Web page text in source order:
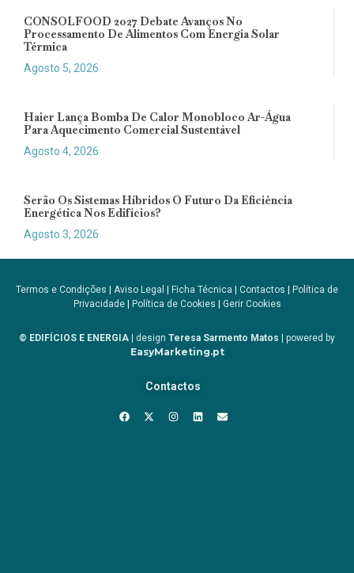
CONSOLFOOD 2027 Debate Avanços No
Processamento De Alimentos Com Energia Solar
Térmica
Agosto 5, 2026
Haier Lança Bomba De Calor Monobloco Ar-Água
Para Aquecimento Comercial Sustentável
Agosto 4, 2026
Serão Os Sistemas Híbridos O Futuro Da Eficiência
Energética Nos Edifícios?
Agosto 3, 2026
Termos e Condições Aviso Legal Ficha Técnica Contactos
Política de
Privacidade| Política de Cookies Gerir Cookies
© EDIFÍCIOS E ENERGIA | design Teresa Sarmento Matos | powered by
EasyMarketing.pt
Contactos